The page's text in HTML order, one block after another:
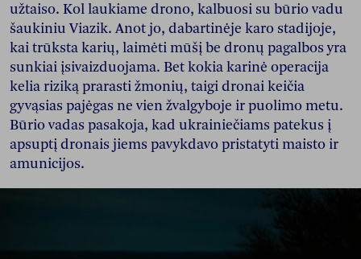
užtaiso. Kol laukiame drono, kalbuosi su būrio vadu
šaukiniu Viazik. Anot jo, dabartinėje karo stadijoje,
kai trūksta karių, laimėti mūšį be dronų pagalbos yra
sunkiai įsivaizduojama. Bet kokia karinė operacija
kelia riziką prarasti žmonių, taigi dronai keičia
gyvąsias pajėgas ne vien žvalgyboje ir puolimo metu.
Būrio vadas pasakoja, kad ukrainiečiams patekus į
apsuptį dronais jiems pavykdavo pristatyti maisto ir
amunicijos.